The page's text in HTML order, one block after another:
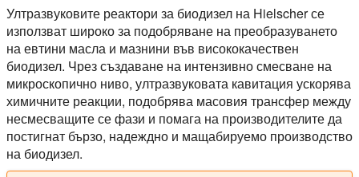
Ултразвуковите реактори за биодизел на Hielscher се
използват широко за подобряване на преобразуването
на евтини масла и мазнини във висококачествен
биодизел. Чрез създаване на интензивно смесване на
микроскопично ниво, ултразвуковата кавитация ускорява
химичните реакции, подобрява масовия трансфер между
несмесващите се фази и помага на производителите да
постигнат бързо, надеждно и мащабируемо производство
на биодизел.